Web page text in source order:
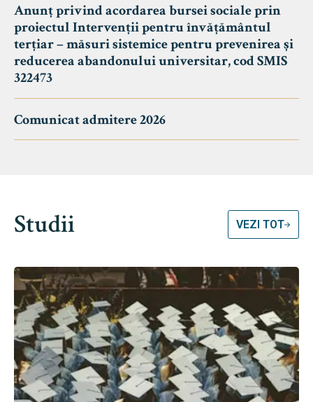
Anunț privind acordarea bursei sociale prin
proiectul Intervenții pentru învățământul
terțiar – măsuri sistemice pentru prevenirea și
reducerea abandonului universitar, cod SMIS
322473
Comunicat admitere 2026
Studii VEZI TOT